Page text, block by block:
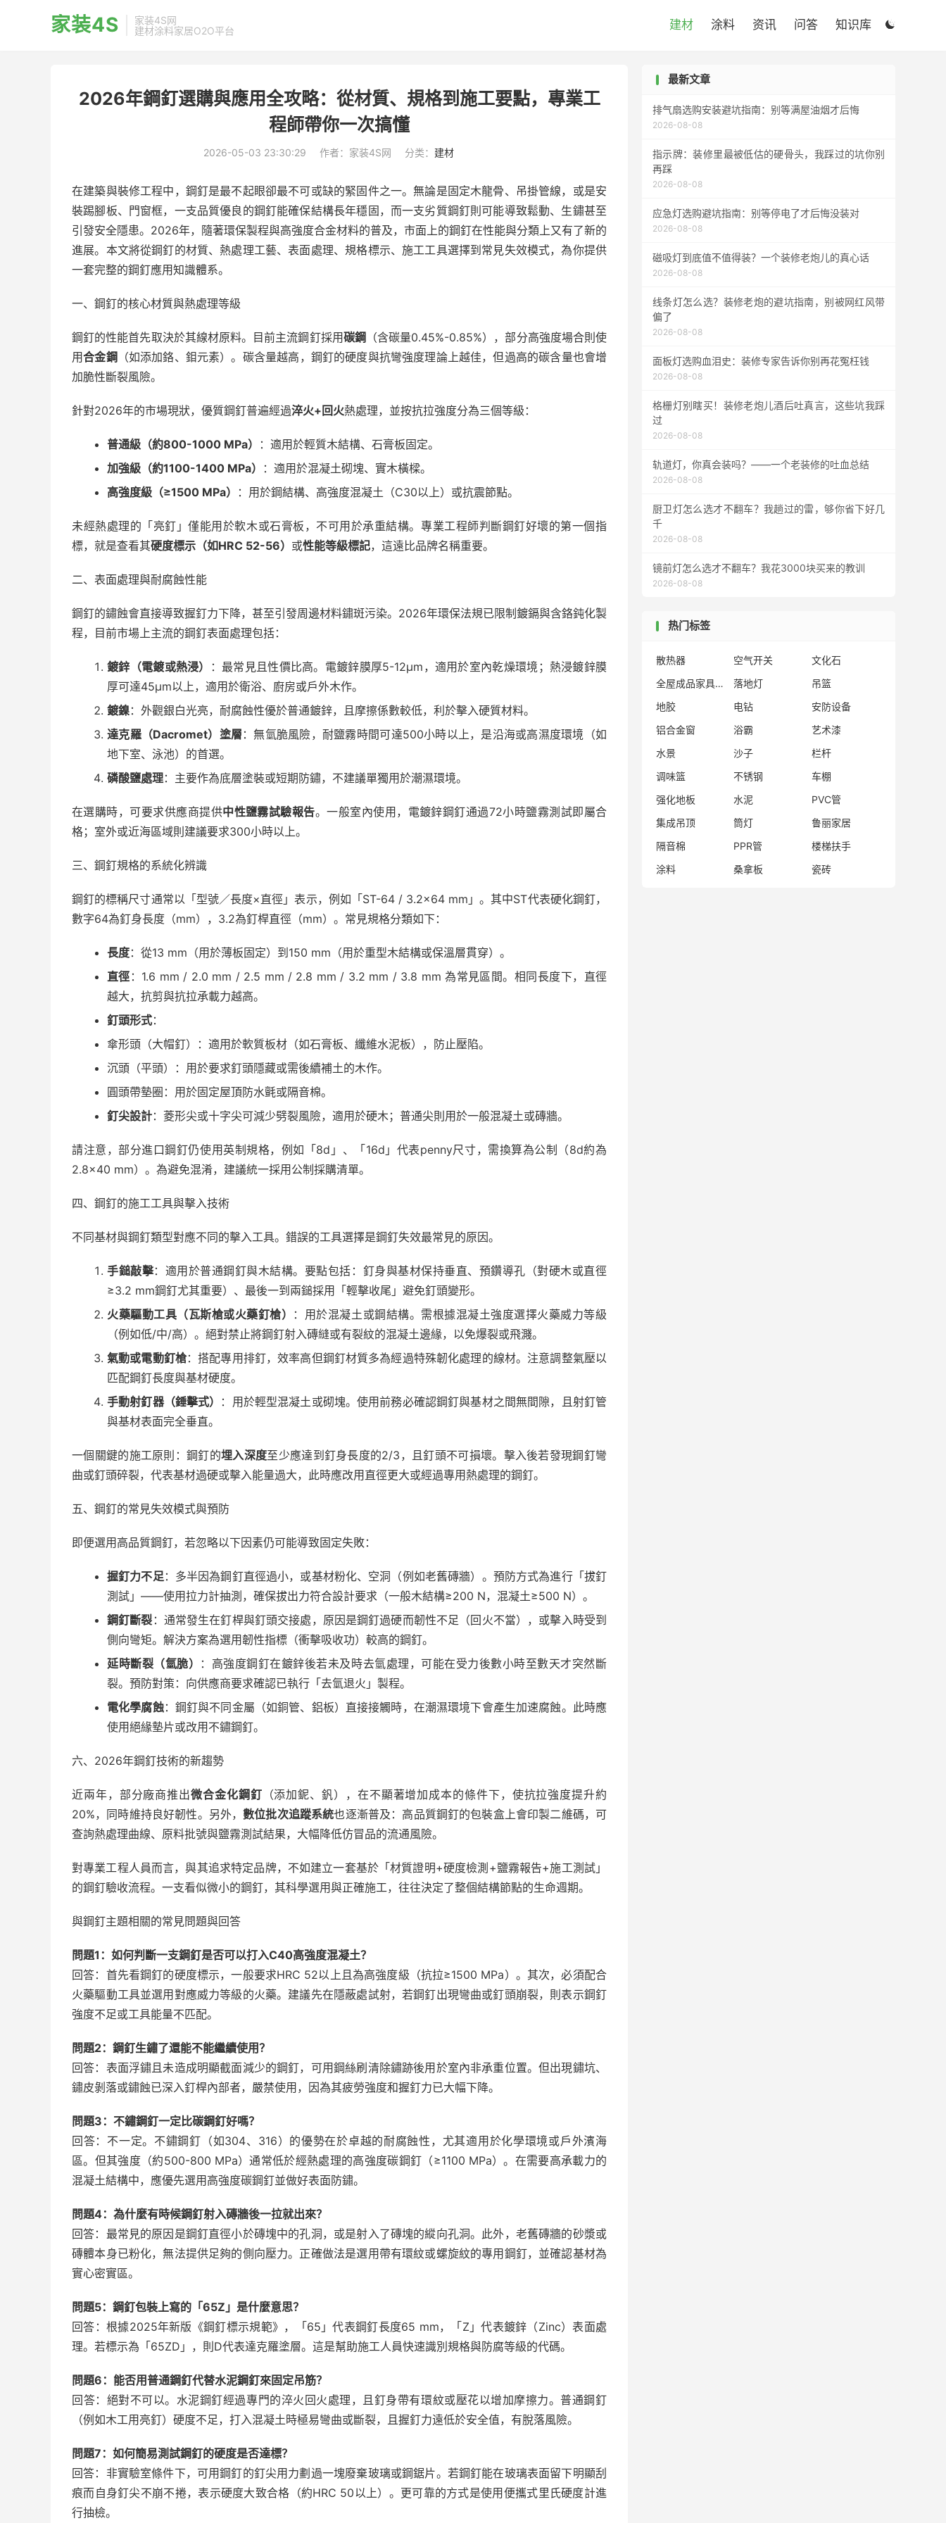
家装4S
家装4S网
建材涂料家居O2O平台

建材 涂料 资讯 问答 知识库
2026年鋼釘選購與應用全攻略：從材質、規格到施工要點，專業工
程師帶你一次搞懂
2026-05-03 23:30:29 作者：家装4S网 分类： 建材
在建築與裝修工程中，鋼釘是最不起眼卻最不可或缺的緊固件之一。無論是固定木龍骨、吊掛管線，或是安
裝踢腳板、門窗框，一支品質優良的鋼釘能確保結構長年穩固，而一支劣質鋼釘則可能導致鬆動、生鏽甚至
引發安全隱患。2026年，隨著環保製程與高強度合金材料的普及，市面上的鋼釘在性能與分類上又有了新的
進展。本文將從鋼釘的材質、熱處理工藝、表面處理、規格標示、施工工具選擇到常見失效模式，為你提供
一套完整的鋼釘應用知識體系。
一、鋼釘的核心材質與熱處理等級
鋼釘的性能首先取決於其線材原料。目前主流鋼釘採用碳鋼 （含碳量0.45%-0.85%），部分高強度場合則使
用合金鋼 （如添加鉻、鉬元素）。碳含量越高，鋼釘的硬度與抗彎強度理論上越佳，但過高的碳含量也會增
加脆性斷裂風險。
針對2026年的市場現狀，優質鋼釘普遍經過淬火+回火熱處理，並按抗拉強度分為三個等級：
普通級（約800-1000 MPa）
：適用於輕質木結構、石膏板固定。
加強級（約1100-1400 MPa）
：適用於混凝土砌塊、實木橫樑。
高強度級（≥1500 MPa）
：用於鋼結構、高強度混凝土（C30以上）或抗震節點。
未經熱處理的「亮釘」僅能用於軟木或石膏板，不可用於承重結構。專業工程師判斷鋼釘好壞的第一個指
標，就是查看其硬度標示（如HRC 52-56） 或性能等級標記，這遠比品牌名稱重要。
二、表面處理與耐腐蝕性能
鋼釘的鏽蝕會直接導致握釘力下降，甚至引發周邊材料鏽斑污染。2026年環保法規已限制鍍鎘與含鉻鈍化製
程，目前市場上主流的鋼釘表面處理包括：
鍍鋅（電鍍或熱浸）
：最常見且性價比高。電鍍鋅膜厚5-12μm，適用於室內乾燥環境；熱浸鍍鋅膜
厚可達45μm以上，適用於衛浴、廚房或戶外木作。
鍍鎳：外觀銀白光亮，耐腐蝕性優於普通鍍鋅，且摩擦係數較低，利於擊入硬質材料。
達克羅（Dacromet）塗層 ：無氫脆風險，耐鹽霧時間可達500小時以上，是沿海或高濕度環境（如
地下室、泳池）的首選。
磷酸鹽處理：主要作為底層塗裝或短期防鏽，不建議單獨用於潮濕環境。
在選購時，可要求供應商提供中性鹽霧試驗報告。一般室內使用，電鍍鋅鋼釘通過72小時鹽霧測試即屬合
格；室外或近海區域則建議要求300小時以上。
三、鋼釘規格的系統化辨識
鋼釘的標稱尺寸通常以「型號／長度×直徑」表示，例如「ST-64 / 3.2×64 mm」。其中ST代表硬化鋼釘，
數字64為釘身長度（mm），3.2為釘桿直徑（mm）。常見規格分類如下：
長度：從13 mm（用於薄板固定）到150 mm（用於重型木結構或保溫層貫穿）。
直徑 ：1.6 mm / 2.0 mm / 2.5 mm / 2.8 mm / 3.2 mm / 3.8 mm 為常見區間。相同長度下，直徑
越大，抗剪與抗拉承載力越高。
釘頭形式：
傘形頭（大帽釘）：適用於軟質板材（如石膏板、纖維水泥板），防止壓陷。
沉頭（平頭）：用於要求釘頭隱藏或需後續補土的木作。
圓頭帶墊圈：用於固定屋頂防水氈或隔音棉。
釘尖設計：菱形尖或十字尖可減少劈裂風險，適用於硬木；普通尖則用於一般混凝土或磚牆。
請注意，部分進口鋼釘仍使用英制規格，例如「8d」、「16d」代表penny尺寸，需換算為公制（8d約為
2.8×40 mm）。為避免混淆，建議統一採用公制採購清單。
四、鋼釘的施工工具與擊入技術
不同基材與鋼釘類型對應不同的擊入工具。錯誤的工具選擇是鋼釘失效最常見的原因。
手鎚敲擊：適用於普通鋼釘與木結構。要點包括：釘身與基材保持垂直、預鑽導孔（對硬木或直徑
≥3.2 mm鋼釘尤其重要）、最後一到兩鎚採用「輕擊收尾」避免釘頭變形。
火藥驅動工具（瓦斯槍或火藥釘槍）
：用於混凝土或鋼結構。需根據混凝土強度選擇火藥威力等級
（例如低/中/高）。絕對禁止將鋼釘射入磚縫或有裂紋的混凝土邊緣，以免爆裂或飛濺。
氣動或電動釘槍：搭配專用排釘，效率高但鋼釘材質多為經過特殊韌化處理的線材。注意調整氣壓以
匹配鋼釘長度與基材硬度。
手動射釘器（錘擊式）
：用於輕型混凝土或砌塊。使用前務必確認鋼釘與基材之間無間隙，且射釘管
與基材表面完全垂直。
一個關鍵的施工原則：鋼釘的埋入深度至少應達到釘身長度的2/3，且釘頭不可損壞。擊入後若發現鋼釘彎
曲或釘頭碎裂，代表基材過硬或擊入能量過大，此時應改用直徑更大或經過專用熱處理的鋼釘。
五、鋼釘的常見失效模式與預防
即便選用高品質鋼釘，若忽略以下因素仍可能導致固定失敗：
握釘力不足：多半因為鋼釘直徑過小，或基材粉化、空洞（例如老舊磚牆）。預防方式為進行「拔釘
測試」——使用拉力計抽測，確保拔出力符合設計要求（一般木結構≥200 N，混凝土≥500 N）。
鋼釘斷裂 ：通常發生在釘桿與釘頭交接處，原因是鋼釘過硬而韌性不足（回火不當），或擊入時受到
側向彎矩。解決方案為選用韌性指標（衝擊吸收功）較高的鋼釘。
延時斷裂（氫脆）
：高強度鋼釘在鍍鋅後若未及時去氫處理，可能在受力後數小時至數天才突然斷
裂。預防對策：向供應商要求確認已執行「去氫退火」製程。
電化學腐蝕：鋼釘與不同金屬（如銅管、鋁板）直接接觸時，在潮濕環境下會產生加速腐蝕。此時應
使用絕緣墊片或改用不鏽鋼釘。
六、2026年鋼釘技術的新趨勢
近兩年，部分廠商推出微合金化鋼釘 （添加鈮、釩），在不顯著增加成本的條件下，使抗拉強度提升約
20%，同時維持良好韌性。另外，數位批次追蹤系統也逐漸普及：高品質鋼釘的包裝盒上會印製二維碼，可
查詢熱處理曲線、原料批號與鹽霧測試結果，大幅降低仿冒品的流通風險。
對專業工程人員而言，與其追求特定品牌，不如建立一套基於「材質證明+硬度檢測+鹽霧報告+施工測試」
的鋼釘驗收流程。一支看似微小的鋼釘，其科學選用與正確施工，往往決定了整個結構節點的生命週期。
與鋼釘主題相關的常見問題與回答
問題1：如何判斷一支鋼釘是否可以打入C40高強度混凝土？
回答：首先看鋼釘的硬度標示，一般要求HRC 52以上且為高強度級（抗拉≥1500 MPa）。其次，必須配合
火藥驅動工具並選用對應威力等級的火藥。建議先在隱蔽處試射，若鋼釘出現彎曲或釘頭崩裂，則表示鋼釘
強度不足或工具能量不匹配。
問題2：鋼釘生鏽了還能不能繼續使用？
回答：表面浮鏽且未造成明顯截面減少的鋼釘，可用鋼絲刷清除鏽跡後用於室內非承重位置。但出現鏽坑、
鏽皮剝落或鏽蝕已深入釘桿內部者，嚴禁使用，因為其疲勞強度和握釘力已大幅下降。
問題3：不鏽鋼釘一定比碳鋼釘好嗎？
回答：不一定。不鏽鋼釘（如304、316）的優勢在於卓越的耐腐蝕性，尤其適用於化學環境或戶外濱海
區。但其強度（約500-800 MPa）通常低於經熱處理的高強度碳鋼釘（≥1100 MPa）。在需要高承載力的
混凝土結構中，應優先選用高強度碳鋼釘並做好表面防鏽。
問題4：為什麼有時候鋼釘射入磚牆後一拉就出來？
回答：最常見的原因是鋼釘直徑小於磚塊中的孔洞，或是射入了磚塊的縱向孔洞。此外，老舊磚牆的砂漿或
磚體本身已粉化，無法提供足夠的側向壓力。正確做法是選用帶有環紋或螺旋紋的專用鋼釘，並確認基材為
實心密實區。
問題5：鋼釘包裝上寫的「65Z」是什麼意思？
回答：根據2025年新版《鋼釘標示規範》，「65」代表鋼釘長度65 mm，「Z」代表鍍鋅（Zinc）表面處
理。若標示為「65ZD」，則D代表達克羅塗層。這是幫助施工人員快速識別規格與防腐等級的代碼。
問題6：能否用普通鋼釘代替水泥鋼釘來固定吊筋？
回答：絕對不可以。水泥鋼釘經過專門的淬火回火處理，且釘身帶有環紋或壓花以增加摩擦力。普通鋼釘
（例如木工用亮釘）硬度不足，打入混凝土時極易彎曲或斷裂，且握釘力遠低於安全值，有脫落風險。
問題7：如何簡易測試鋼釘的硬度是否達標？
回答：非實驗室條件下，可用鋼釘的釘尖用力劃過一塊廢棄玻璃或鋼鋸片。若鋼釘能在玻璃表面留下明顯刮
痕而自身釘尖不崩不捲，表示硬度大致合格（約HRC 50以上）。更可靠的方式是使用便攜式里氏硬度計進
行抽檢。
最新文章
排气扇选购安装避坑指南：别等满屋油烟才后悔
2026-08-08
指示牌：装修里最被低估的硬骨头，我踩过的坑你别
再踩
2026-08-08
应急灯选购避坑指南：别等停电了才后悔没装对
2026-08-08
磁吸灯到底值不值得装？一个装修老炮儿的真心话
2026-08-08
线条灯怎么选？装修老炮的避坑指南，别被网红风带
偏了
2026-08-08
面板灯选购血泪史：装修专家告诉你别再花冤枉钱
2026-08-08
格栅灯别瞎买！装修老炮儿酒后吐真言，这些坑我踩
过
2026-08-08
轨道灯，你真会装吗？——一个老装修的吐血总结
2026-08-08
厨卫灯怎么选才不翻车？我趟过的雷，够你省下好几
千
2026-08-08
镜前灯怎么选才不翻车？我花3000块买来的教训
2026-08-08
热门标签
散热器 空气开关
文化石
全屋成品家具品牌
落地灯
吊篮
地胶
电钻
安防设备
铝合金窗
浴霸
艺术漆
水景
沙子
栏杆
调味篮
不锈钢
车棚
强化地板
水泥
PVC管
集成吊顶
筒灯
鲁丽家居
隔音棉
PPR管
楼梯扶手
涂料
桑拿板 瓷砖